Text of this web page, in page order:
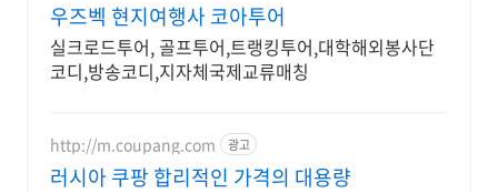
우즈벡 현지여행사 코아투어
실크로드투어, 골프투어,트랭킹투어,대학해외봉사단
코디,방송코디,지자체국제교류매칭
http://m.coupang.com 광고
러시아 쿠팡 합리적인 가격의 대용량